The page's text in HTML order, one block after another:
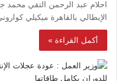
احلام عبد الرحمن التقي محمد
الإيطالي بالقاهرة ميكيلي
أكمل القراءة »